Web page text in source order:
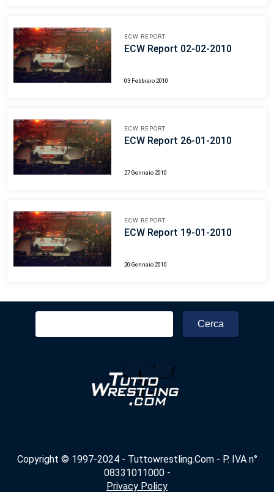
ECW REPORT
ECW Report 02-02-2010
03 Febbraio 2010
ECW REPORT
ECW Report 26-01-2010
27 Gennaio 2010
ECW REPORT
ECW Report 19-01-2010
20 Gennaio 2010
Ricerca
Copyright © 1997-2024 - Tuttowrestling.Com - P. IVA n°
08331011000 -
Privacy Policy